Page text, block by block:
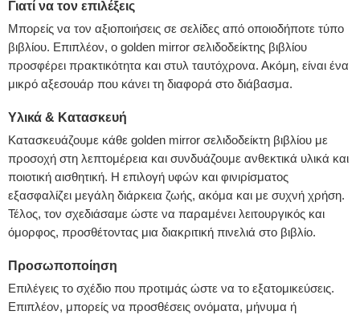
Γιατί να τον επιλέξεις
Μπορείς να τον αξιοποιήσεις σε σελίδες από οποιοδήποτε τύπο
βιβλίου. Επιπλέον, ο golden mirror σελιδοδείκτης βιβλίου
προσφέρει πρακτικότητα και στυλ ταυτόχρονα. Ακόμη, είναι ένα
μικρό αξεσουάρ που κάνει τη διαφορά στο διάβασμα.
Υλικά & Κατασκευή
Κατασκευάζουμε κάθε golden mirror σελιδοδείκτη βιβλίου με
προσοχή στη λεπτομέρεια και συνδυάζουμε ανθεκτικά υλικά και
ποιοτική αισθητική. Η επιλογή υφών και φινιρίσματος
εξασφαλίζει μεγάλη διάρκεια ζωής, ακόμα και με συχνή χρήση.
Τέλος, τον σχεδιάσαμε ώστε να παραμένει λειτουργικός και
όμορφος, προσθέτοντας μια διακριτική πινελιά στο βιβλίο.
Προσωποποίηση
Επιλέγεις το σχέδιο που προτιμάς ώστε να το εξατομικεύσεις.
Επιπλέον, μπορείς να προσθέσεις ονόματα, μήνυμα ή